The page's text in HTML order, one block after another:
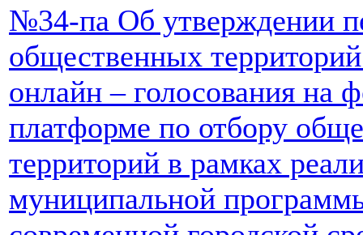
№34-па Об утверждении
общественных
онлайн – голосования на
платформе по отбору
территорий в рамках
муниципальной